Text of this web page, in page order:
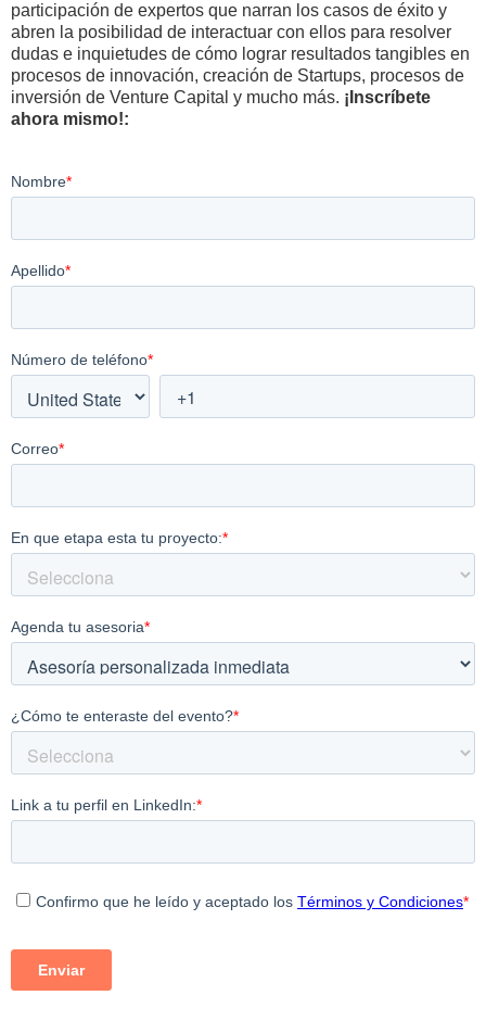
participación de expertos que narran los casos de éxito y
abren la posibilidad de interactuar con ellos para resolver
dudas e inquietudes de cómo lograr resultados tangibles en
procesos de innovación, creación de Startups, procesos de
inversión de Venture Capital y mucho más. ¡Inscríbete
ahora mismo!: